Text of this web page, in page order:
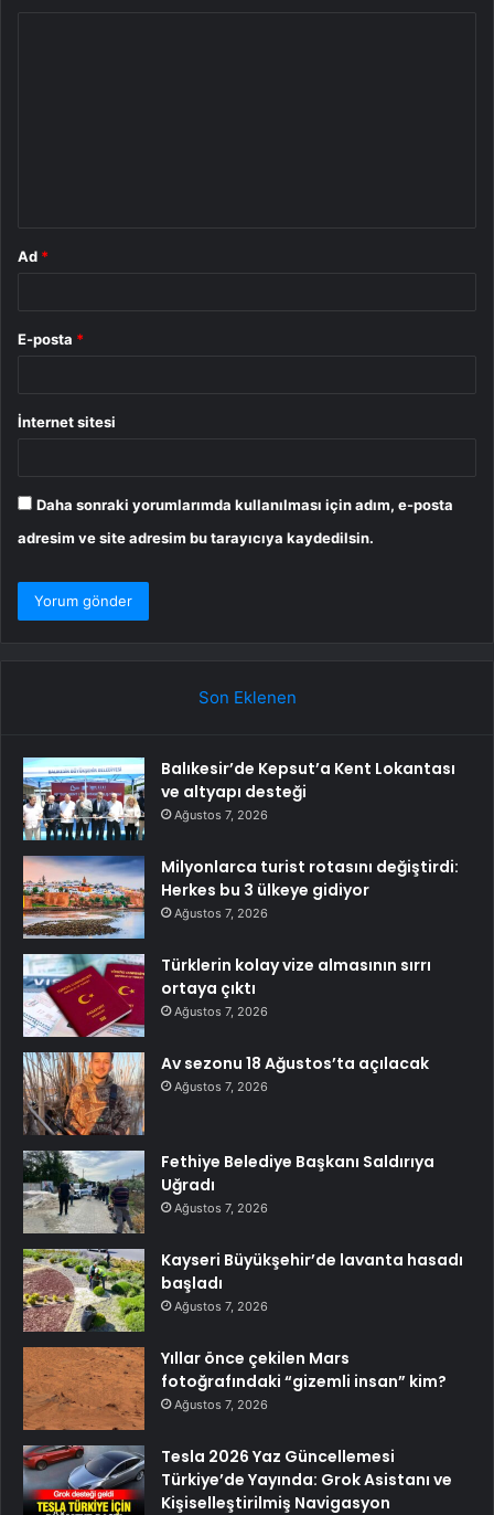
Ad *
E-posta *
İnternet sitesi
Daha sonraki yorumlarımda kullanılması için adım, e-posta
adresim ve site adresim bu tarayıcıya kaydedilsin.
Son Eklenen
Balıkesir’de Kepsut’a Kent Lokantası
ve altyapı desteği
Ağustos 7, 2026
Milyonlarca turist rotasını değiştirdi:
Herkes bu 3 ülkeye gidiyor
Ağustos 7, 2026
Türklerin kolay vize almasının sırrı
ortaya çıktı
Ağustos 7, 2026
Av sezonu 18 Ağustos’ta açılacak
Ağustos 7, 2026
Fethiye Belediye Başkanı Saldırıya
Uğradı
Ağustos 7, 2026
Kayseri Büyükşehir’de lavanta hasadı
başladı
Ağustos 7, 2026
Yıllar önce çekilen Mars
fotoğrafındaki “gizemli insan” kim?
Ağustos 7, 2026
Tesla 2026 Yaz Güncellemesi
Türkiye’de Yayında: Grok Asistanı ve
Kişiselleştirilmiş Navigasyon